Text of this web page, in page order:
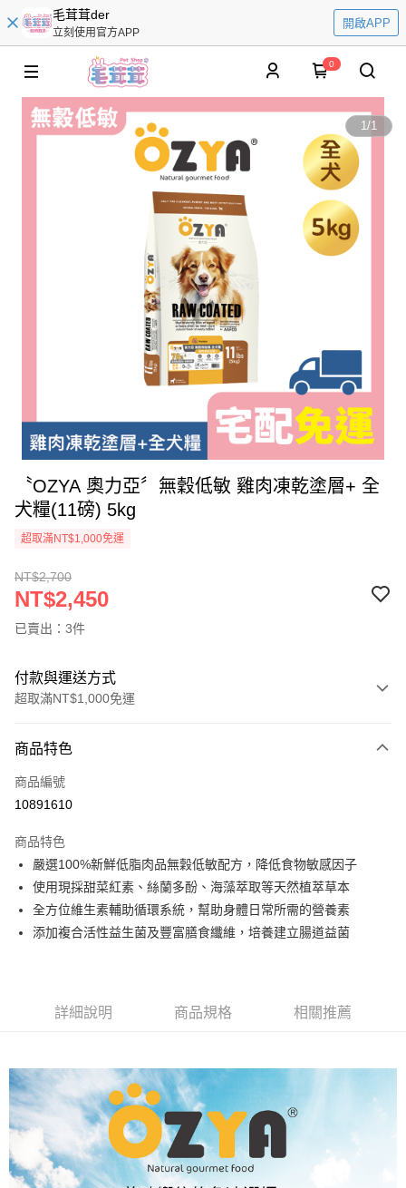
毛茸茸der
立刻使用官方APP
開啟APP
0
1/1
〝OZYA 奧力亞〞無穀低敏 雞肉凍乾塗層+ 全
犬糧(11磅) 5kg
超取滿NT$1,000免運
NT$2,700
NT$2,450
已賣出：3件
付款與運送方式
超取滿NT$1,000免運
信用卡一次付款
超商取貨付款
Apple Pay
街口支付
全盈+PAY
運送方式
付款後全家取貨
每筆NT$60，滿NT$1,000(含以上)免運費
7-11取貨付款
每筆NT$60，滿NT$1,000(含以上)免運費
商品特色
商品編號
10891610
商品特色
嚴選100%新鮮低脂肉品無穀低敏配方，降低食物敏感因子
使用現採甜菜紅素、絲蘭多酚、海藻萃取等天然植萃草本
全方位維生素輔助循環系統，幫助身體日常所需的營養素
添加複合活性益生菌及豐富膳食纖維，培養建立腸道益菌
詳細說明 商品規格 相關推薦